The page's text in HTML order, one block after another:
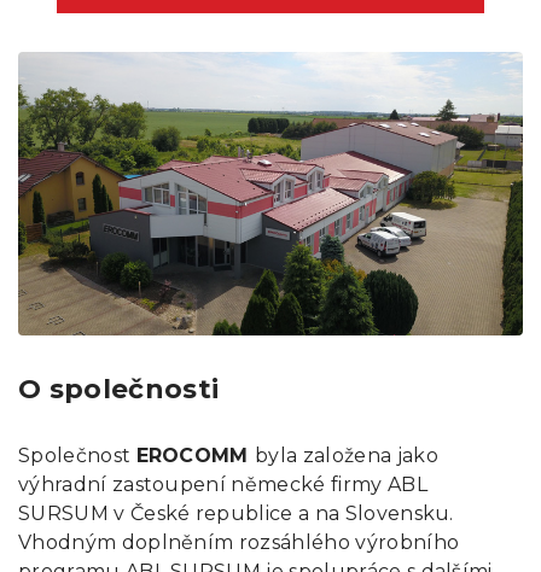
O společnosti
Společnost EROCOMM byla založena jako
výhradní zastoupení německé firmy ABL
SURSUM v České republice a na Slovensku.
Vhodným doplněním rozsáhlého výrobního